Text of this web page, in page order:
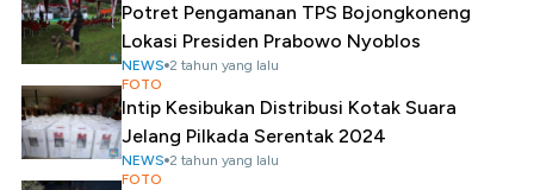
Potret Pengamanan TPS Bojongkoneng
Lokasi Presiden Prabowo Nyoblos
NEWS 2 tahun yang lalu
FOTO
Intip Kesibukan Distribusi Kotak Suara
Jelang Pilkada Serentak 2024
NEWS 2 tahun yang lalu
FOTO